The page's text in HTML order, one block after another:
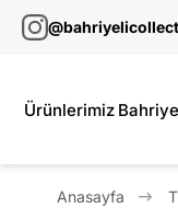
Ürünlerimiz
Anasayfa